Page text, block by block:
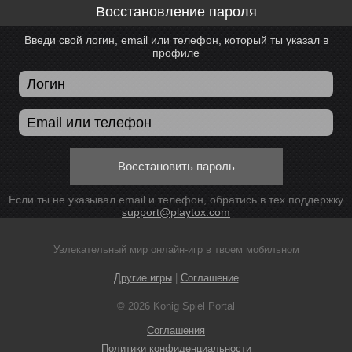
Восстановление пароля
Введи свой логин, email или телефон, который ты указал в
профиле
Восстановить пароль
Если ты не указывал email и телефон, обратись в тех.поддержку
support@playtox.com
Увлекательный мир онлайн-игр в твоем мобильном
Другие игры| Соглашение
© 2026 Konig Spiel Portal
Соглашения
Политики конфиденциальности